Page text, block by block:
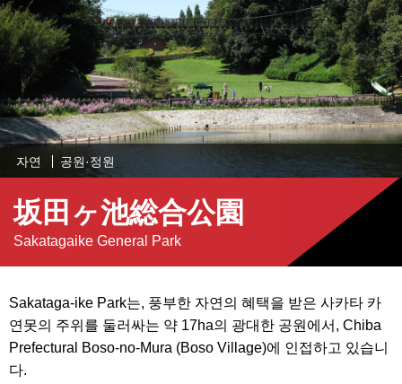
자연 공원·정원
坂田ヶ池総合公園
Sakatagaike General Park
Sakataga-ike Park는, 풍부한 자연의 혜택을 받은 사카타 카
연못의 주위를 둘러싸는 약 17ha의 광대한 공원에서, Chiba
Prefectural Boso-no-Mura (Boso Village)에 인접하고 있습니
다.